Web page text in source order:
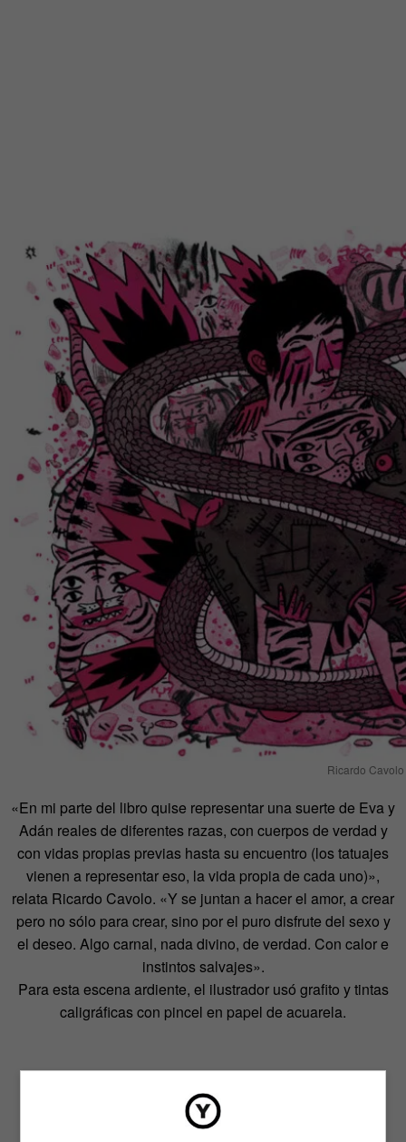
Ricardo Cavolo
«En mi parte del libro quise representar una suerte de Eva y
Adán reales de diferentes razas, con cuerpos de verdad y
con vidas propias previas hasta su encuentro (los tatuajes
vienen a representar eso, la vida propia de cada uno)»,
relata Ricardo Cavolo. «Y se juntan a hacer el amor, a crear
pero no sólo para crear, sino por el puro disfrute del sexo y
el deseo. Algo carnal, nada divino, de verdad. Con calor e
instintos salvajes».
Para esta escena ardiente, el ilustrador usó grafito y tintas
caligráficas con pincel en papel de acuarela.